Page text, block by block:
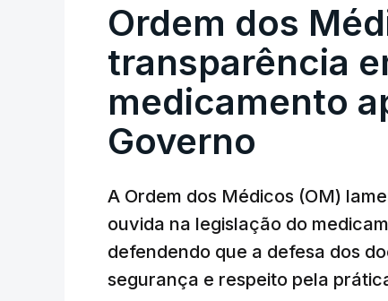
Ordem dos
transparência
medicamento
Governo
A Ordem dos Médicos (OM)
ouvida na legislação do
defendendo que a defesa dos
segurança e respeito pela